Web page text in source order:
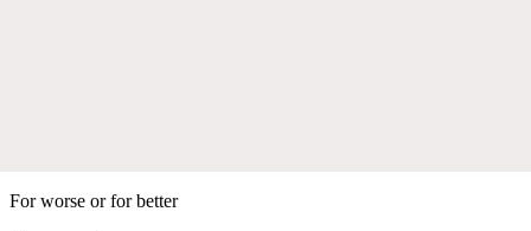
For worse or for better